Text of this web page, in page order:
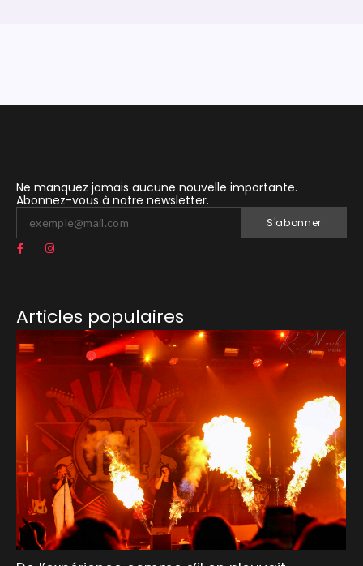
Ne manquez jamais aucune nouvelle importante.
Abonnez-vous à notre newsletter.
S'abonner
Articles populaires